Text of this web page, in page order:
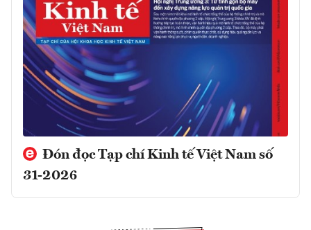
Đón đọc Tạp chí Kinh tế Việt Nam số
31-2026